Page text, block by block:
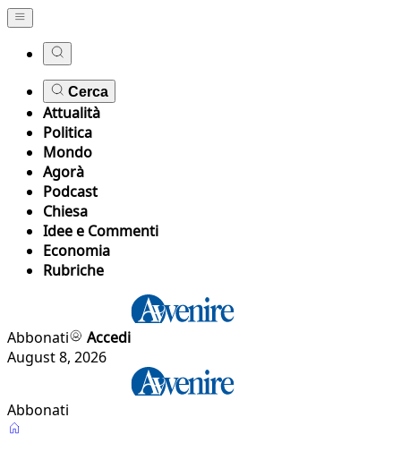
Cerca
Attualità
Politica
Mondo
Agorà
Podcast
Chiesa
Idee e Commenti
Economia
Rubriche
Abbonati
Accedi
August 8, 2026
Abbonati